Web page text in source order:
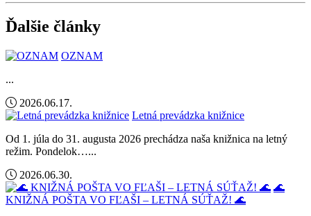
Ďalšie články
OZNAM
...
2026.06.17.
Letná prevádzka knižnice
Od 1. júla do 31. augusta 2026 prechádza naša knižnica na letný
režim. Pondelok…...
2026.06.30.
🌊
KNIŽNÁ POŠTA VO FĽAŠI – LETNÁ SÚŤAŽ! 🌊